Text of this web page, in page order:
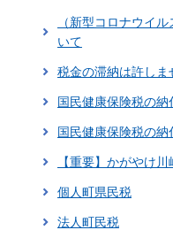
（新型コロナウイ
いて
税金の滞納は許しま
国民健康保険税の納
国民健康保険税の納
【重要】かがやけ
個人町県民税
法人町民税